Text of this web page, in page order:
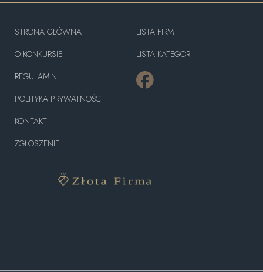
STRONA GŁÓWNA
O KONKURSIE
REGULAMIN
POLITYKA PRYWATNOŚCI
KONTAKT
ZGŁOSZENIE
LISTA FIRM
LISTA KATEGORII